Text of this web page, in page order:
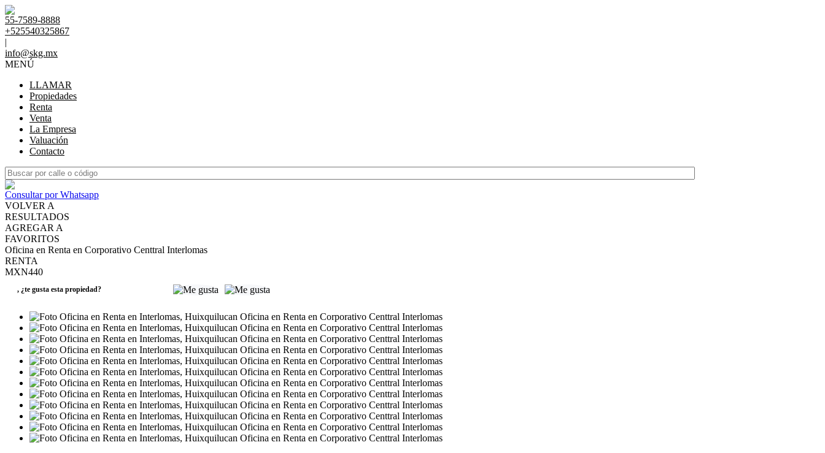
55-7589-8888
+525540325867
|
info@skg.mx
MENÚ
LLAMAR
Propiedades
Renta
Venta
La Empresa
Valuación
Contacto
Consultar por Whatsapp
VOLVER A
RESULTADOS
AGREGAR A
FAVORITOS
Oficina en Renta en Corporativo Centtral Interlomas
RENTA
MXN440
, ¿te gusta esta propiedad?